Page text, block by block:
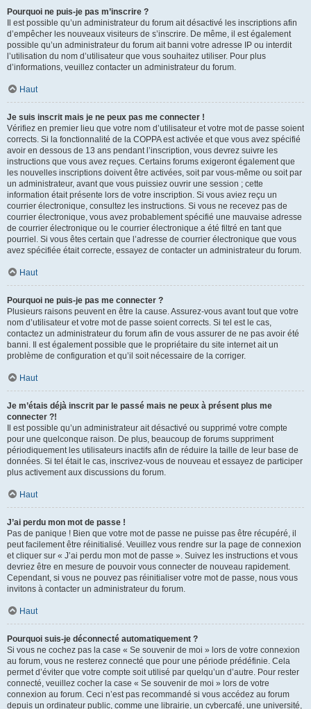
Pourquoi ne puis-je pas m’inscrire ?
Il est possible qu’un administrateur du forum ait désactivé les inscriptions afin
d’empêcher les nouveaux visiteurs de s’inscrire. De même, il est également
possible qu’un administrateur du forum ait banni votre adresse IP ou interdit
l’utilisation du nom d’utilisateur que vous souhaitez utiliser. Pour plus
d’informations, veuillez contacter un administrateur du forum.
Haut
Je suis inscrit mais je ne peux pas me connecter !
Vérifiez en premier lieu que votre nom d’utilisateur et votre mot de passe soient
corrects. Si la fonctionnalité de la COPPA est activée et que vous avez spécifié
avoir en dessous de 13 ans pendant l’inscription, vous devrez suivre les
instructions que vous avez reçues. Certains forums exigeront également que
les nouvelles inscriptions doivent être activées, soit par vous-même ou soit par
un administrateur, avant que vous puissiez ouvrir une session ; cette
information était présente lors de votre inscription. Si vous aviez reçu un
courrier électronique, consultez les instructions. Si vous ne recevez pas de
courrier électronique, vous avez probablement spécifié une mauvaise adresse
de courrier électronique ou le courrier électronique a été filtré en tant que
pourriel. Si vous êtes certain que l’adresse de courrier électronique que vous
avez spécifiée était correcte, essayez de contacter un administrateur du forum.
Haut
Pourquoi ne puis-je pas me connecter ?
Plusieurs raisons peuvent en être la cause. Assurez-vous avant tout que votre
nom d’utilisateur et votre mot de passe soient corrects. Si tel est le cas,
contactez un administrateur du forum afin de vous assurer de ne pas avoir été
banni. Il est également possible que le propriétaire du site internet ait un
problème de configuration et qu’il soit nécessaire de la corriger.
Haut
Je m’étais déjà inscrit par le passé mais ne peux à présent plus me
connecter ?!
Il est possible qu’un administrateur ait désactivé ou supprimé votre compte
pour une quelconque raison. De plus, beaucoup de forums suppriment
périodiquement les utilisateurs inactifs afin de réduire la taille de leur base de
données. Si tel était le cas, inscrivez-vous de nouveau et essayez de participer
plus activement aux discussions du forum.
Haut
J’ai perdu mon mot de passe !
Pas de panique ! Bien que votre mot de passe ne puisse pas être récupéré, il
peut facilement être réinitialisé. Veuillez vous rendre sur la page de connexion
et cliquer sur « J’ai perdu mon mot de passe ». Suivez les instructions et vous
devriez être en mesure de pouvoir vous connecter de nouveau rapidement.
Cependant, si vous ne pouvez pas réinitialiser votre mot de passe, nous vous
invitons à contacter un administrateur du forum.
Haut
Pourquoi suis-je déconnecté automatiquement ?
Si vous ne cochez pas la case « Se souvenir de moi » lors de votre connexion
au forum, vous ne resterez connecté que pour une période prédéfinie. Cela
permet d’éviter que votre compte soit utilisé par quelqu’un d’autre. Pour rester
connecté, veuillez cocher la case « Se souvenir de moi » lors de votre
connexion au forum. Ceci n’est pas recommandé si vous accédez au forum
depuis un ordinateur public, comme une librairie, un cybercafé, une université,